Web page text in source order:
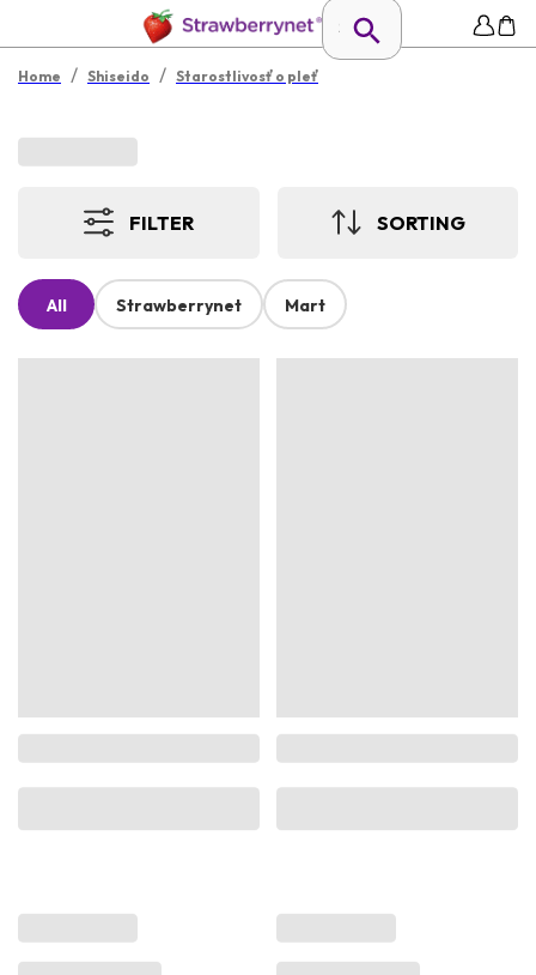
Home / Shiseido / Starostlivosť o pleť
FILTER SORTING
All Strawberrynet Mart